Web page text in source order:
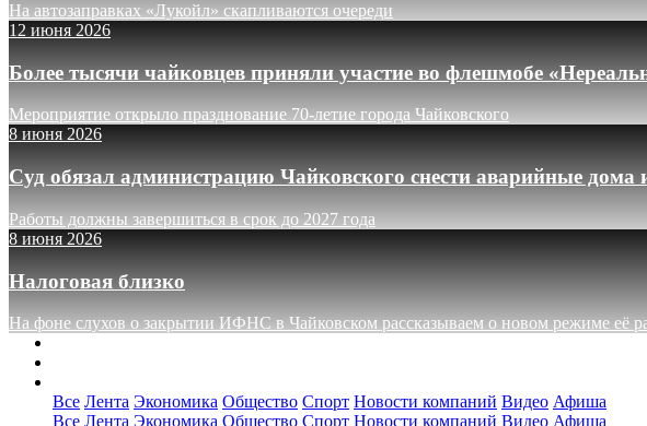
На автозаправках «Лукойл» скапливаются очереди
12 июня 2026
Более тысячи чайковцев приняли участие во флешмобе
Мероприятие открыло празднование 70-летие города Чайковского
8 июня 2026
Суд обязал администрацию Чайковского снести аварийные дома
Работы должны завершиться в срок до 2027 года
8 июня 2026
Налоговая близко
На фоне слухов о закрытии ИФНС в Чайковском рассказываем о новом режиме её
Все Лента Экономика Общество Спорт Новости компаний Видео Афиша
Все Лента Экономика Общество Спорт Новости компаний Видео Афиша